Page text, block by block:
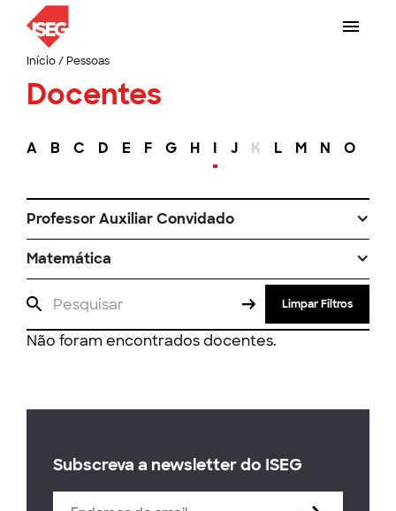
Início/ Pessoas
Docentes
A B C D E F G H I J K L M N O
Professor Auxiliar Convidado
Matemática
Limpar Filtros
Não foram encontrados docentes.
Subscreva a newsletter do ISEG